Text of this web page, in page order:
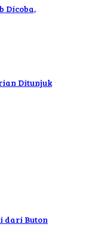
Dicoba,
Ditunjuk
dari Buton